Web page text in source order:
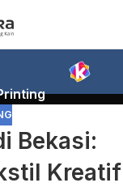
Bekasi:
Kreatif